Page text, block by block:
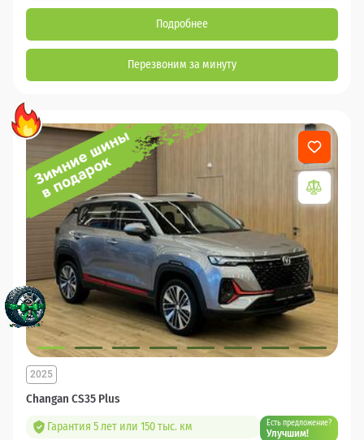
Подробнее
Перезвоним за минуту
Changan CS35 Plus
2025
Гарантия 5 лет или 150 тыс. км Есть предложение?
Улучшим!